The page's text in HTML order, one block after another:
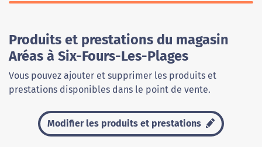
Produits et prestations du magasin
Aréas à Six-Fours-Les-Plages
Vous pouvez ajouter et supprimer les produits et
prestations disponibles dans le point de vente.
Modifier les produits et prestations